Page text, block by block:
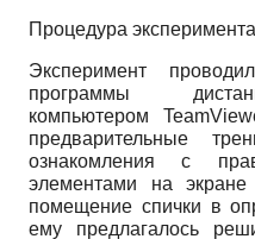
Процедура эксперимента
Эксперимент
программы
компьютером
предварительные
ознакомления с
элементами на
помещение спички в
ему предлагалось